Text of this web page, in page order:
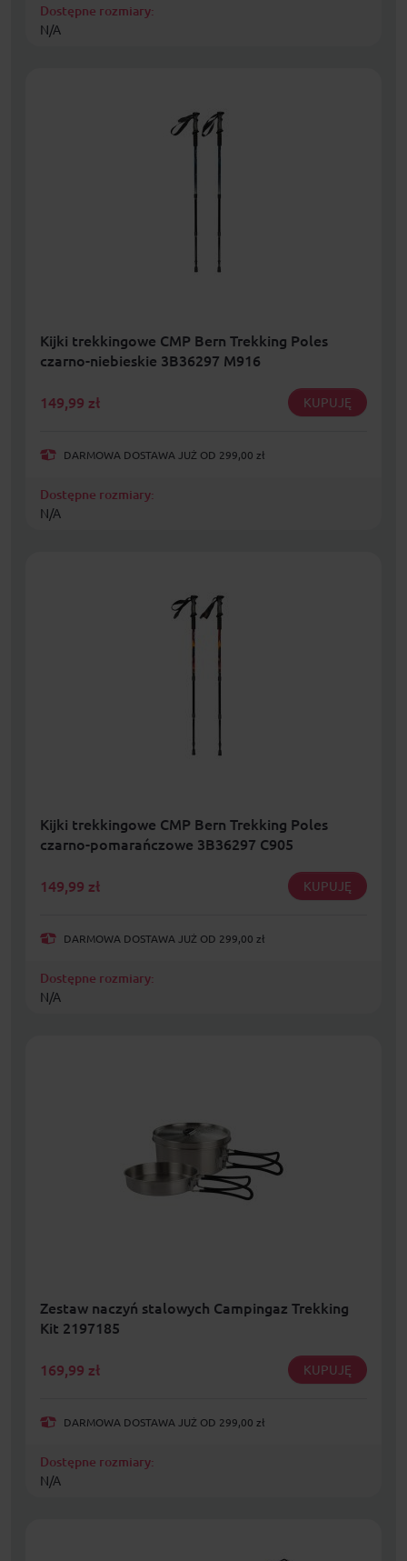
Dostępne rozmiary:
N/A
Kijki trekkingowe CMP Bern Trekking Poles
czarno-niebieskie 3B36297 M916
149,99 zł KUPUJĘ
DARMOWA DOSTAWA JUŻ OD 299,00 zł
Dostępne rozmiary:
N/A
Kijki trekkingowe CMP Bern Trekking Poles
czarno-pomarańczowe 3B36297 C905
149,99 zł KUPUJĘ
DARMOWA DOSTAWA JUŻ OD 299,00 zł
Dostępne rozmiary:
N/A
Zestaw naczyń stalowych Campingaz Trekking
Kit 2197185
169,99 zł KUPUJĘ
DARMOWA DOSTAWA JUŻ OD 299,00 zł
Dostępne rozmiary:
N/A